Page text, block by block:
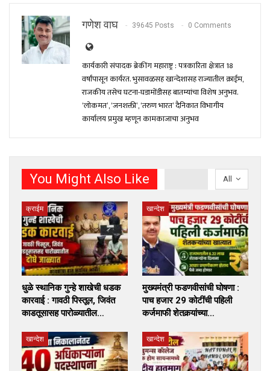
गणेश वाघ 39645 Posts 0 Comments
कार्यकारी संपादक ब्रेकींग महाराष्ट्र : पत्रकारिता क्षेत्रात 18
वर्षांपासून कार्यरत. भुसावळसह खान्देशासह राज्यातील क्राईम,
राजकीय तसेच घटना-घडामोंडीसह बातम्यांचा विशेष अनुभव.
‘लोकमत’, ‘जनशक्ती’, ‘तरुण भारत’ दैनिकात विभागीय
कार्यालय प्रमुख म्हणून कामकाजाचा अनुभव
All
You Might Also Like
क्राईम
धुळे स्थानिक गुन्हे शाखेची धडक
कारवाई : गावठी पिस्तूल, जिवंत
काडतूसासह पारोळ्यातील…
खान्देश
मुख्यमंत्री फडणवीसांची घोषणा :
पाच हजार 29 कोटींची पहिली
कर्जमाफी शेतकर्‍यांच्या…
खान्देश खान्देश